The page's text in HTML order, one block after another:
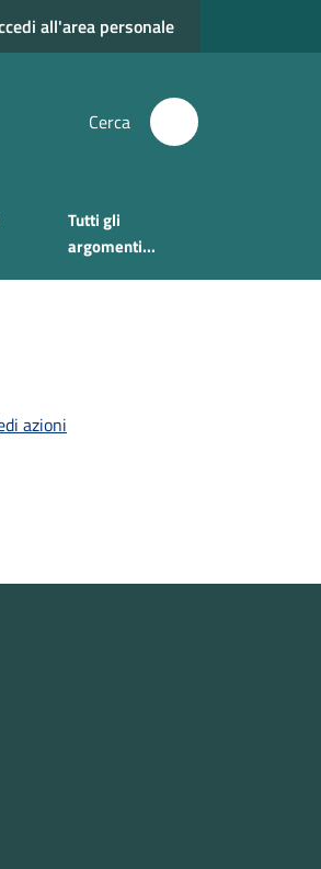
all'area personale
Cerca
Tutti gli
argomenti...
azioni